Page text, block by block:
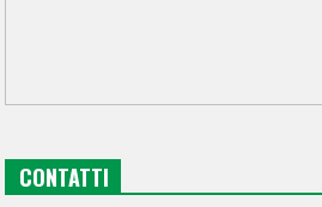
CONTATTI